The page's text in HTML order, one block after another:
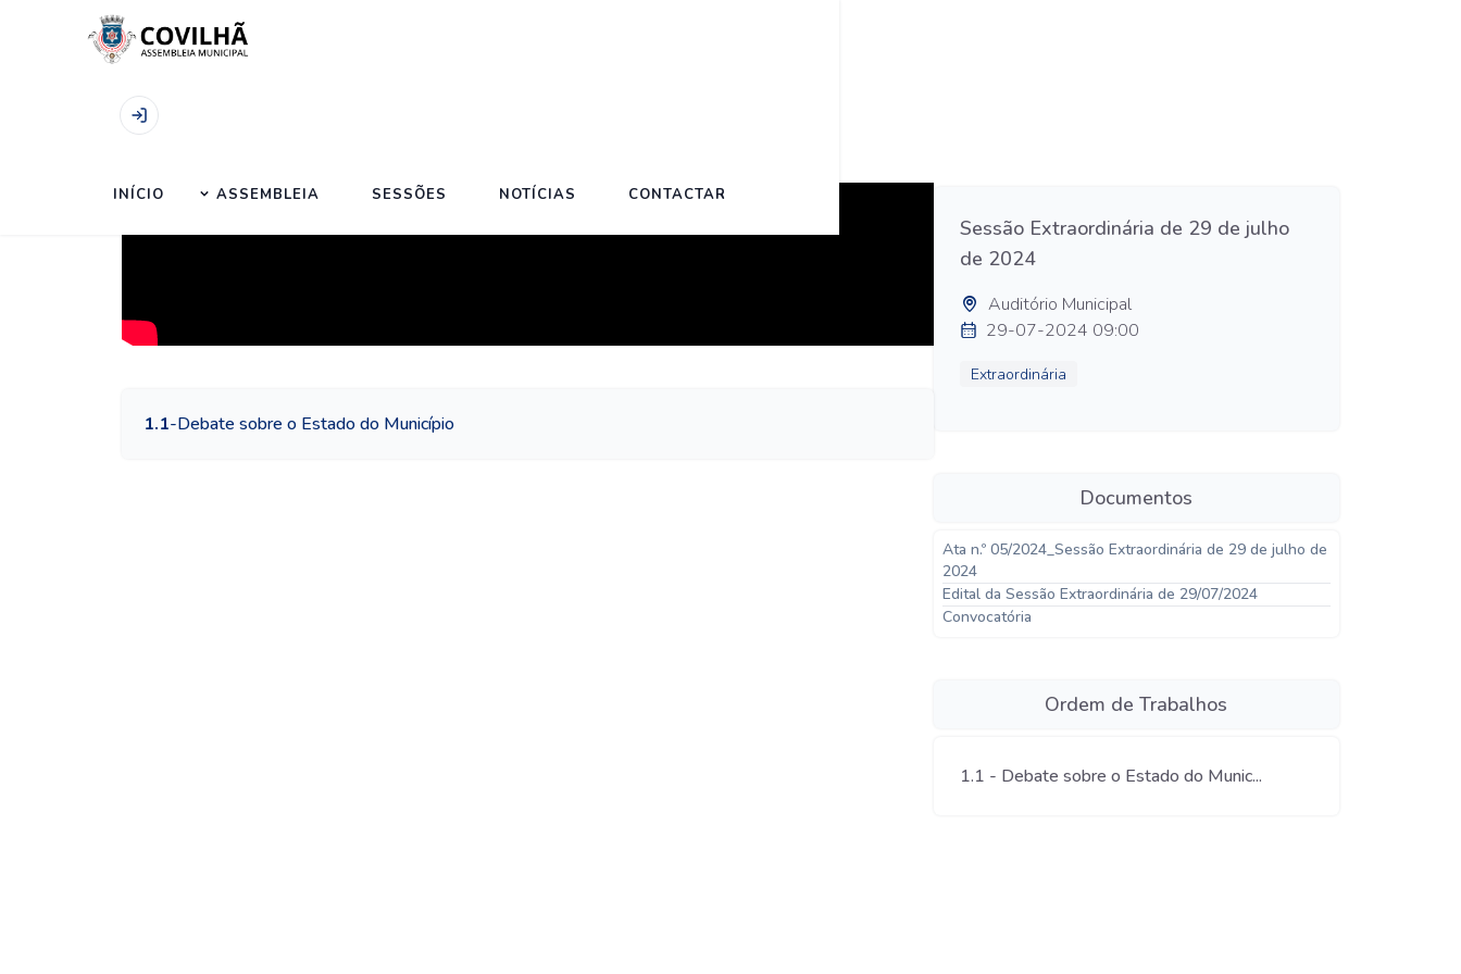
INÍCIO ASSEMBLEIA SESSÕES NOTÍCIAS CONTACTAR
Início
1.1-Debate sobre o Estado do Município
Sessão Extraordinária de 29 de julho
de 2024
Auditório Municipal
29-07-2024 09:00
Extraordinária
Documentos
Ata n.º 05/2024_Sessão Extraordinária de 29 de julho de
2024
Edital da Sessão Extraordinária de 29/07/2024
Convocatória
Ordem de Trabalhos
1.1 - Debate sobre o Estado do Munic...